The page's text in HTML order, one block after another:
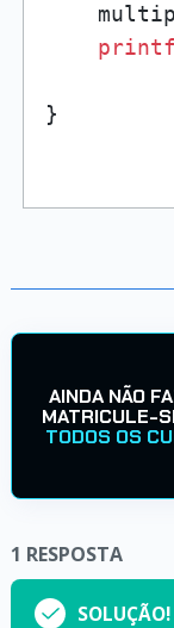
printf
AINDA NÃO
MATRICULE-
TODOS OS
1 RESPOSTA
SOLUÇÃO!